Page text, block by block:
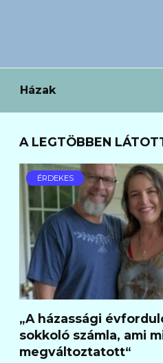
Házak
A LEGTÖBBEN
ÉRDEKES
„A házassági
sokkoló számla, ami
megváltoztatott“